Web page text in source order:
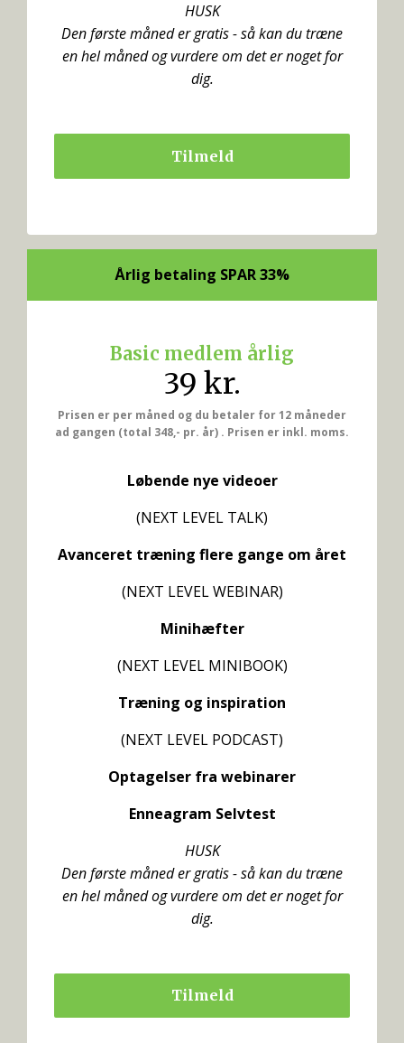
HUSK
Den første måned er gratis - så kan du træne
en hel måned og vurdere om det er noget for
dig.
Tilmeld
Årlig betaling SPAR 33%
Basic medlem årlig
39 kr.
Prisen er per måned og du betaler for 12 måneder
ad gangen (total 348,- pr. år) . Prisen er inkl. moms.
Løbende nye videoer
(NEXT LEVEL TALK)
Avanceret træning flere gange om året
(NEXT LEVEL WEBINAR)
Minihæfter
(NEXT LEVEL MINIBOOK)
Træning og inspiration
(NEXT LEVEL PODCAST)
Optagelser fra webinarer
Enneagram Selvtest
HUSK
Den første måned er gratis - så kan du træne
en hel måned og vurdere om det er noget for
dig.
Tilmeld